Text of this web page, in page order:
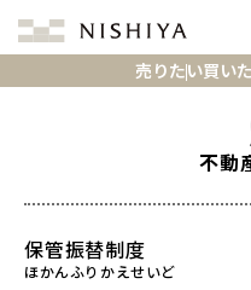
売りたい買い
不動
保管振替制度